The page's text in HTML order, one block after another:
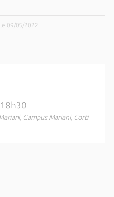
09/05/2022
Campus Mariani, Corti